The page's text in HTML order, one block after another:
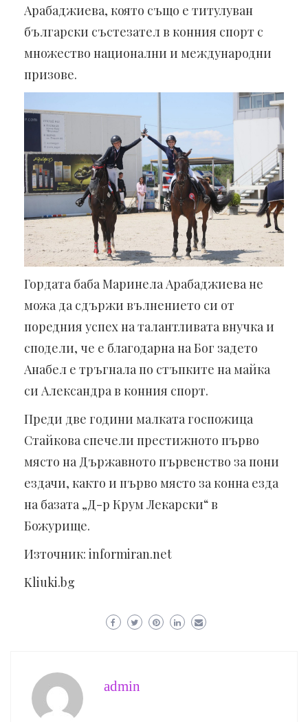
Арабаджиева, която също е титулуван
български състезател в конния спорт с
множество национални и международни
призове.
Гордата баба Маринела Арабаджиева не
можа да сдържи вълнението си от
поредния успех на талантливата внучка и
сподели, че е благодарна на Бог задето
Анабел е тръгнала по стъпките на майка
си Александра в конния спорт.
Преди две години малката госпожица
Стайкова спечели престижното първо
място на Държавното първенство за пони
ездачи, както и първо място за конна езда
на базата „Д-р Крум Лекарски“ в
Божурище.
Източник: informiran.net
Kliuki.bg
admin